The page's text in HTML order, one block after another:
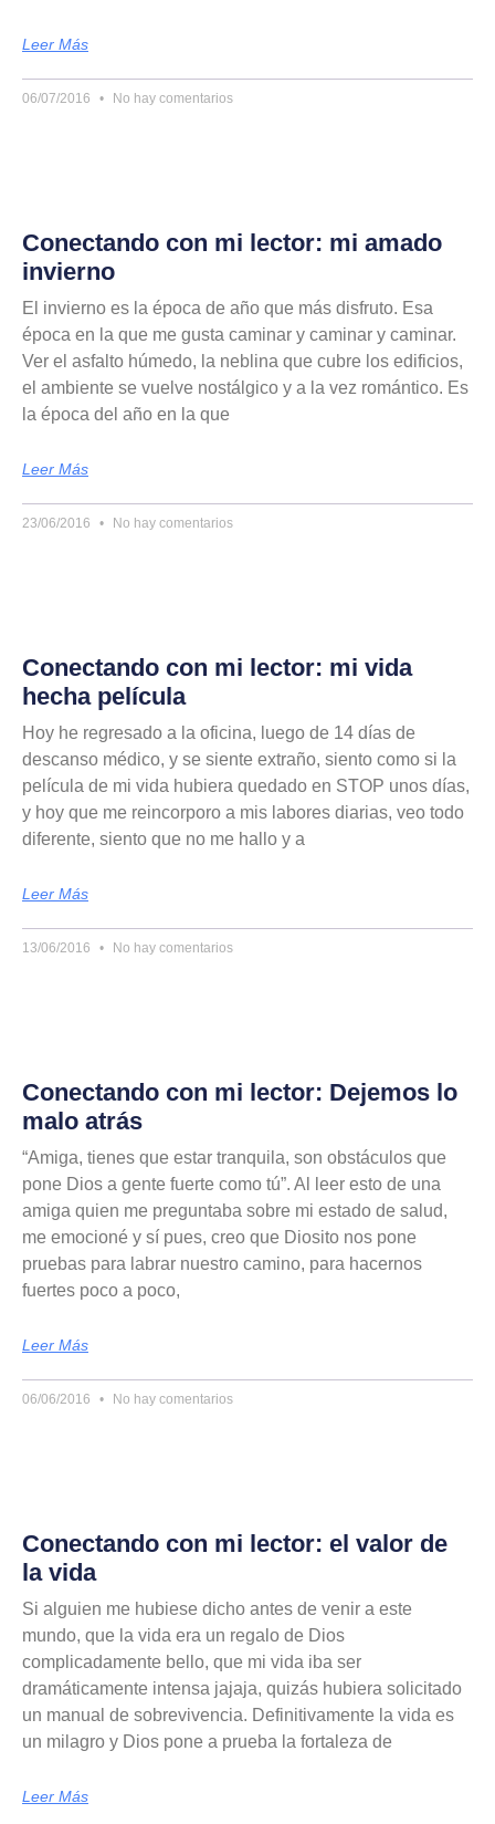
Leer Más
06/07/2016 No hay comentarios
Conectando con mi lector: mi amado
invierno
El invierno es la época de año que más disfruto. Esa
época en la que me gusta caminar y caminar y caminar.
Ver el asfalto húmedo, la neblina que cubre los edificios,
el ambiente se vuelve nostálgico y a la vez romántico. Es
la época del año en la que
Leer Más
23/06/2016 No hay comentarios
Conectando con mi lector: mi vida
hecha película
Hoy he regresado a la oficina, luego de 14 días de
descanso médico, y se siente extraño, siento como si la
película de mi vida hubiera quedado en STOP unos días,
y hoy que me reincorporo a mis labores diarias, veo todo
diferente, siento que no me hallo y a
Leer Más
13/06/2016 No hay comentarios
Conectando con mi lector: Dejemos lo
malo atrás
“Amiga, tienes que estar tranquila, son obstáculos que
pone Dios a gente fuerte como tú”. Al leer esto de una
amiga quien me preguntaba sobre mi estado de salud,
me emocioné y sí pues, creo que Diosito nos pone
pruebas para labrar nuestro camino, para hacernos
fuertes poco a poco,
Leer Más
06/06/2016 No hay comentarios
Conectando con mi lector: el valor de
la vida
Si alguien me hubiese dicho antes de venir a este
mundo, que la vida era un regalo de Dios
complicadamente bello, que mi vida iba ser
dramáticamente intensa jajaja, quizás hubiera solicitado
un manual de sobrevivencia. Definitivamente la vida es
un milagro y Dios pone a prueba la fortaleza de
Leer Más